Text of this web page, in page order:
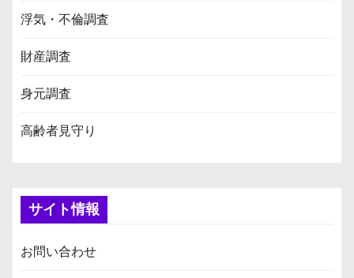
浮気・不倫調査
財産調査
身元調査
高齢者見守り
サイト情報
お問い合わせ